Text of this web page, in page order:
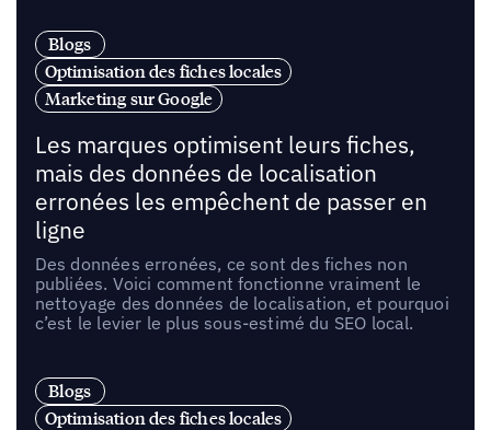
Blogs
Optimisation des fiches locales
Marketing sur Google
Les marques optimisent leurs fiches,
mais des données de localisation
erronées les empêchent de passer en
ligne
Des données erronées, ce sont des fiches non
publiées. Voici comment fonctionne vraiment le
nettoyage des données de localisation, et pourquoi
c’est le levier le plus sous-estimé du SEO local.
Blogs
Optimisation des fiches locales